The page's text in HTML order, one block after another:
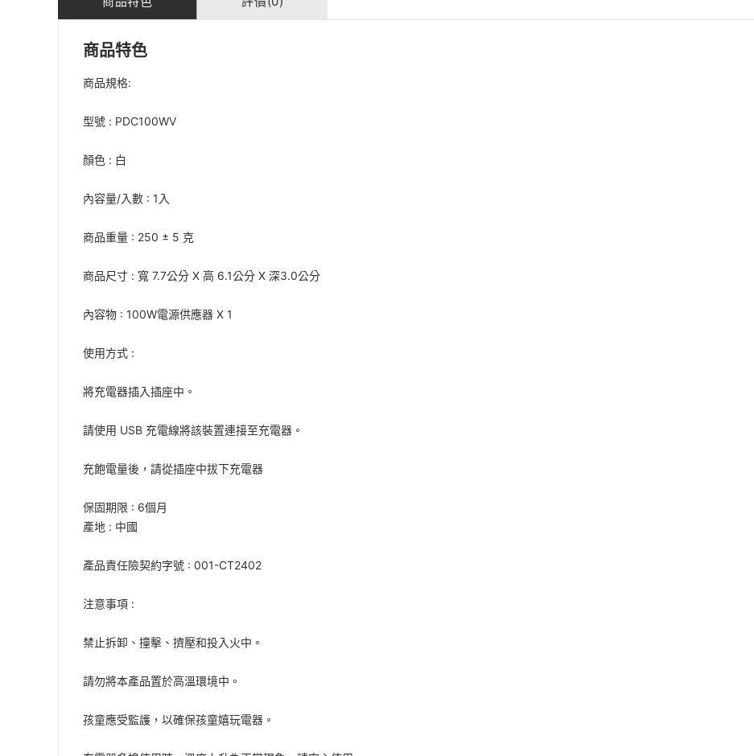
商品特色
商品規格:
型號 : PDC100WV
顏色 : 白
內容量/入數 : 1入
商品重量 : 250 ± 5 克
商品尺寸 : 寬 7.7公分 X 高 6.1公分 X 深3.0公分
內容物 : 100W電源供應器 X 1
使用方式 :
將充電器插入插座中。
請使用 USB 充電線將該裝置連接至充電器。
充飽電量後，請從插座中拔下充電器
保固期限 : 6個月
產地 : 中國
產品責任險契約字號 : 001-CT2402
注意事項 :
禁止拆卸、撞擊、擠壓和投入火中。
請勿將本產品置於高溫環境中。
孩童應受監護，以確保孩童嬉玩電器。